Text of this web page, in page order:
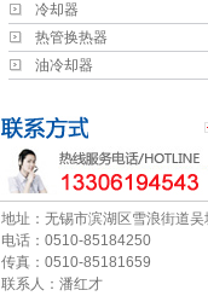
冷却器
热管换热器
油冷却器
地址：无锡市滨湖区雪浪街道吴
电话：0510-85184250
传真：0510-85181659
联系人：潘红才